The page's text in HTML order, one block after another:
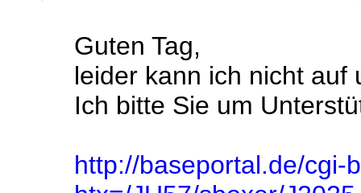
Guten Tag,
leider kann ich nicht auf
Ich bitte Sie um
http://baseportal.de/cgi-